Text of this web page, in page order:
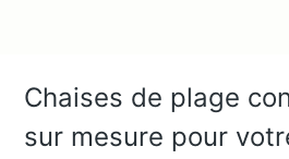
Chaises de plage
sur mesure pour